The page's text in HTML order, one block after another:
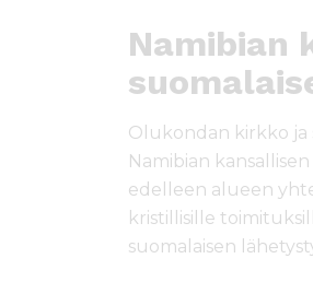
Namibian
Olukondan kirkko ja
Namibian
edelleen alueen
kristillisille
suomalaisen